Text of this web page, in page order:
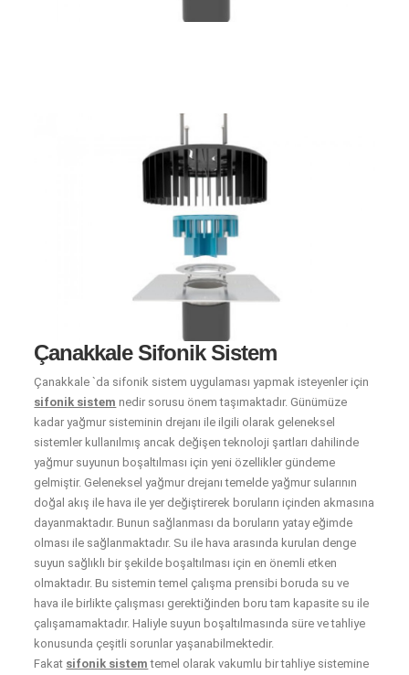
Çanakkale Sifonik Sistem
Çanakkale `da sifonik sistem uygulaması yapmak isteyenler için
sifonik sistem nedir sorusu önem taşımaktadır. Günümüze
kadar yağmur sisteminin drejanı ile ilgili olarak geleneksel
sistemler kullanılmış ancak değişen teknoloji şartları dahilinde
yağmur suyunun boşaltılması için yeni özellikler gündeme
gelmiştir. Geleneksel yağmur drejanı temelde yağmur sularının
doğal akış ile hava ile yer değiştirerek boruların içinden akmasına
dayanmaktadır. Bunun sağlanması da boruların yatay eğimde
olması ile sağlanmaktadır. Su ile hava arasında kurulan denge
suyun sağlıklı bir şekilde boşaltılması için en önemli etken
olmaktadır. Bu sistemin temel çalışma prensibi boruda su ve
hava ile birlikte çalışması gerektiğinden boru tam kapasite su ile
çalışamamaktadır. Haliyle suyun boşaltılmasında süre ve tahliye
konusunda çeşitli sorunlar yaşanabilmektedir.
Fakat sifonik sistem temel olarak vakumlu bir tahliye sistemine